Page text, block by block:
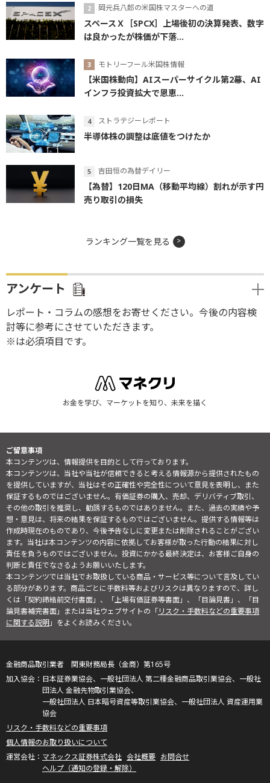
岡元兵八郎の米国株マスターへの道
スペースＸ［SPCX］上場後初の決算発表、数字
は良かったが株価が下落...
モトリーフール米国株情報
【米国株動向】AIスーパーサイクル第2幕、AI
インフラ投資拡大で恩恵...
ストラテジーレポート
半導体株の調整は底値をつけたか
吉田恒の為替デイリー
【為替】120日MA（移動平均線）割れが示す円
売り取引の損失
ランキング一覧を見る
アンケート
レポート・コラムの感想をお寄せください。今後の内容検
討等に参考にさせていただきます。
※は必須項目です。
お金を学び、マーケットを知り、未来を描く
ご留意事項
本コンテンツは、情報提供を目的として行っております。
本コンテンツは、当社や当社が信頼できると考える情報源から提供されたもの
を提供していますが、当社はその正確性や完全性について意見を表明し、また
保証するものではございません。有価証券の購入、売却、デリバティブ取引、
その他の取引を推奨し、勧誘するものではありません。また、過去の実績や予
想・意見は、将来の結果を保証するものではございません。提供する情報等は
作成時現在のものであり、今後予告なしに変更または削除されることがござい
ます。当社は本コンテンツの内容に依拠してお客様が取った行動の結果に対し
責任を負うものではございません。投資にかかる最終決定は、お客様ご自身の
判断と責任でなさるようお願いいたします。
本コンテンツでは当社でお取扱している商品・サービス等について言及してい
る部分があります。商品ごとに手数料等およびリスクは異なりますので、詳し
くは「契約締結前交付書面」、「上場有価証券等書面」、「目論見書」、「目
論見書補完書面」または当社ウェブサイトの「リスク・手数料などの重要事項
に関する説明」をよくお読みください。
金融商品取引業者 関東財務局長（金商）第165号
日本証券業協会、一般社団法人 第二種金融商品取引業協会、一般社
団法人 金融先物取引業協会、
一般社団法人 日本暗号資産等取引業協会、一般社団法人 資産運用業
協会
リスク・手数料などの重要事項
個人情報のお取り扱いについて
マネックス証券株式会社 会社概要 お問合せ
ヘルプ（通知の登録・解除）